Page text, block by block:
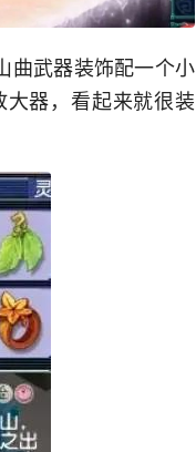
曲武器装饰配一个小
器，看起来就很装